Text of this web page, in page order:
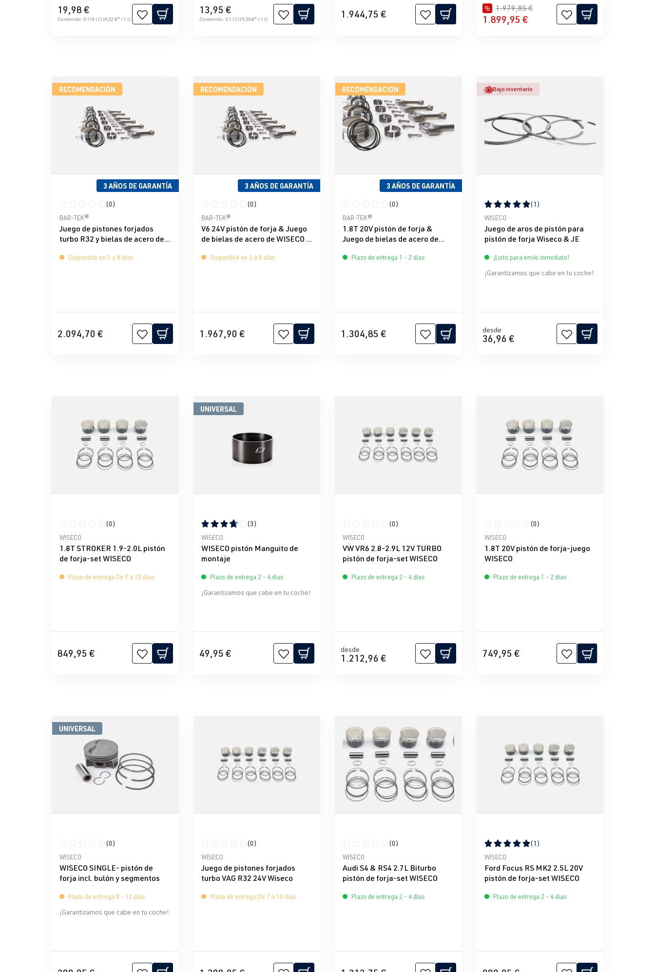
19,98 €
Contenido: 0.118 l (169,32 €* / 1 l)
13,95 €
Contenido: 0.1 l (139,50 €* / 1 l) 1.944,75 € % 1.979,85 €
1.899,95 €
RECOMENDACIÓN
3 AÑOS DE GARANTÍA
Calificación promedio de 0 de 5 estrellas
(0)
BAR-TEK®
Juego de pistones forjados
turbo R32 y bielas de acero de
Disponible en 5 a 8 días
2.094,70 €
RECOMENDACIÓN
3 AÑOS DE GARANTÍA
Calificación promedio de 0 de 5 estrellas
(0)
BAR-TEK®
V6 24V pistón de forja & Juego
de bielas de acero de WISECO &
Disponible en 5 a 8 días
1.967,90 €
RECOMENDACIÓN
3 AÑOS DE GARANTÍA
Calificación promedio de 0 de 5 estrellas
(0)
BAR-TEK®
1.8T 20V pistón de forja &
Juego de bielas de acero de
Plazo de entrega 1 - 2 días
1.304,85 €
Bajo inventario
Calificación promedio de 5 de 5 estrellas
(1)
WISECO
Juego de aros de pistón para
pistón de forja Wiseco & JE
¡Listo para envío inmediato!
¡Garantizamos que cabe en tu coche!
desde
36,96 €
Calificación promedio de 0 de 5 estrellas
(0)
WISECO
1.8T STROKER 1.9-2.0L pistón
de forja-set WISECO
Plazo de entrega De 7 a 10 días
849,95 €
UNIVERSAL
Calificación promedio de 3.67 de 5 estrellas
(3)
WISECO
WISECO pistón Manguito de
montaje
Plazo de entrega 2 - 4 días
¡Garantizamos que cabe en tu coche!
49,95 €
Calificación promedio de 0 de 5 estrellas
(0)
WISECO
VW VR6 2.8-2.9L 12V TURBO
pistón de forja-set WISECO
Plazo de entrega 2 - 4 días
desde
1.212,96 €
Calificación promedio de 0 de 5 estrellas
(0)
WISECO
1.8T 20V pistón de forja-juego
WISECO
Plazo de entrega 1 - 2 días
749,95 €
UNIVERSAL
Calificación promedio de 0 de 5 estrellas
(0)
WISECO
WISECO SINGLE- pistón de
forja incl. bulón y segmentos
Plazo de entrega 8 - 12 días
¡Garantizamos que cabe en tu coche!
Calificación promedio de 0 de 5 estrellas
(0)
WISECO
Juego de pistones forjados
turbo VAG R32 24V Wiseco
Plazo de entrega De 7 a 10 días
Calificación promedio de 0 de 5 estrellas
(0)
WISECO
Audi S4 & RS4 2.7L Biturbo
pistón de forja-set WISECO
Plazo de entrega 2 - 4 días
Calificación promedio de 5 de 5 estrellas
(1)
WISECO
Ford Focus RS MK2 2.5L 20V
pistón de forja-set WISECO
Plazo de entrega 2 - 4 días